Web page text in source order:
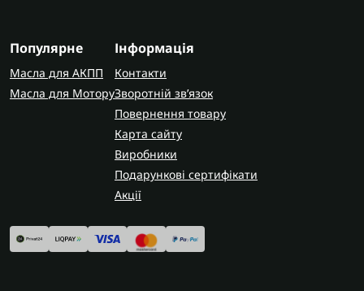
Популярне
Масла для АКПП
Масла для Мотору
Інформація
Контакти
Зворотній зв’язок
Повернення товару
Карта сайту
Виробники
Подарункові сертифікати
Акції